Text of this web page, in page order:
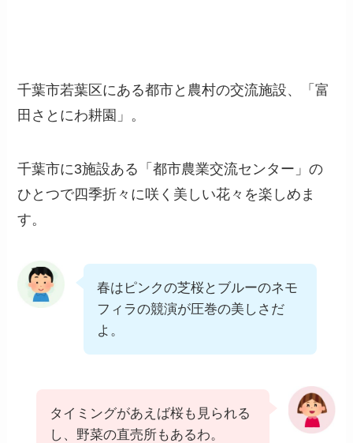
千葉市若葉区にある都市と農村の交流施設、「富
田さとにわ耕園」。
千葉市に3施設ある「都市農業交流センター」の
ひとつで四季折々に咲く美しい花々を楽しめま
す。
春はピンクの芝桜とブルーのネモ
フィラの競演が圧巻の美しさだ
よ。
タイミングがあえば桜も見られる
し、野菜の直売所もあるわ。